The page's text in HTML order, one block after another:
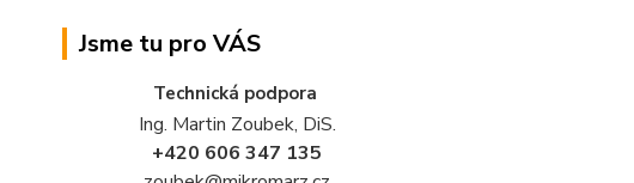
Jsme tu pro VÁS
Technická podpora
Ing. Martin Zoubek, DiS.
+420 606 347 135